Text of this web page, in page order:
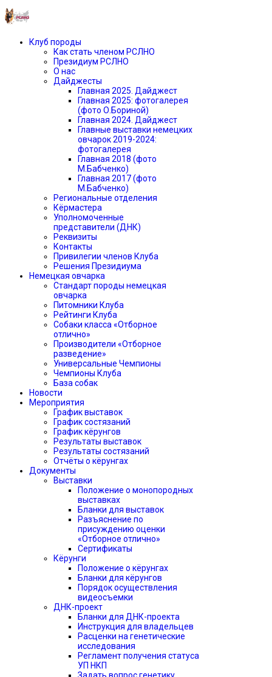
Клуб породы
Как стать членом РСЛНО
Президиум РСЛНО
О нас
Дайджесты
Главная 2025. Дайджест
Главная 2025: фотогалерея
(фото О.Бориной)
Главная 2024. Дайджест
Главные выставки немецких
овчарок 2019-2024:
фотогалерея
Главная 2018 (фото
М.Бабченко)
Главная 2017 (фото
М.Бабченко)
Региональные отделения
Кёрмастера
Уполномоченные
представители (ДНК)
Реквизиты
Контакты
Привилегии членов Клуба
Решения Президиума
Немецкая овчарка
Стандарт породы немецкая
овчарка
Питомники Клуба
Рейтинги Клуба
Собаки класса «Отборное
отлично»
Производители «Отборное
разведение»
Универсальные Чемпионы
Чемпионы Клуба
База собак
Новости
Мероприятия
График выставок
График состязаний
График кёрунгов
Результаты выставок
Результаты состязаний
Отчёты о кёрунгах
Документы
Выставки
Положение о монопородных
выставках
Бланки для выставок
Разъяснение по
присуждению оценки
«Отборное отлично»
Сертификаты
Кёрунги
Положение о кёрунгах
Бланки для кёрунгов
Порядок осуществления
видеосъемки
ДНК-проект
Бланки для ДНК-проекта
Инструкция для владельцев
Расценки на генетические
исследования
Регламент получения статуса
УП НКП